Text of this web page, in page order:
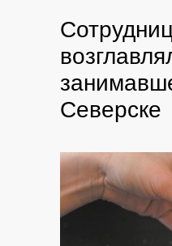
Северске